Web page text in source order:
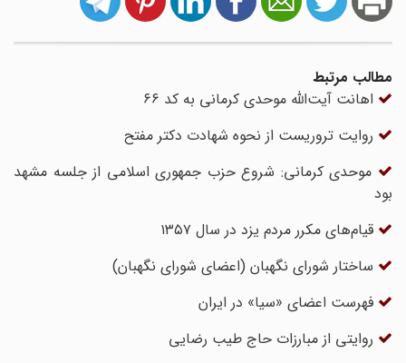
مطالب مرتبط
اهانت آیت‌الله موحدی کرمانی به کد ۶۶
روایت تروریست از نحوه شهادت دکتر مفتح
موحدی کرمانی: شروع حزب جمهوری اسلامی از جلسه مشهد
بود
قیام‌های مکرر مردم یزد در سال ۱۳۵۷
ساختار شورای نگهبان (اعضای شورای نگهبان)
فهرست اعضای «سیا» در ایران
روایتی از مبارزات حاج طیب رضایی